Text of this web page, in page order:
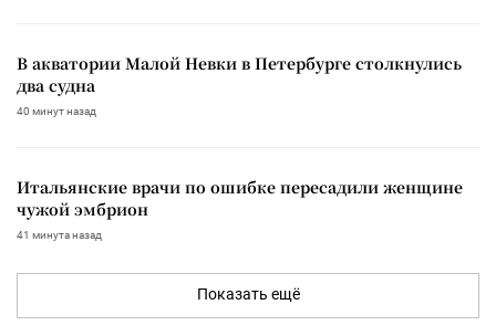
В акватории Малой Невки в Петербурге столкнулись
два судна
40 минут назад
Итальянские врачи по ошибке пересадили женщине
чужой эмбрион
41 минута назад
Показать ещё